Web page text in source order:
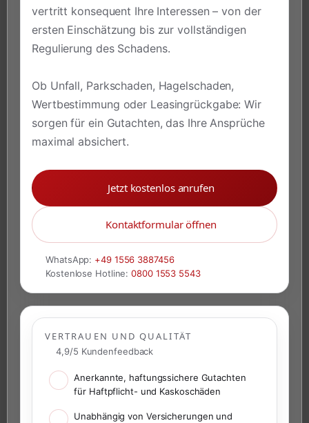
vertritt konsequent Ihre Interessen – von der
ersten Einschätzung bis zur vollständigen
Regulierung des Schadens.
Ob Unfall, Parkschaden, Hagelschaden,
Wertbestimmung oder Leasingrückgabe: Wir
sorgen für ein Gutachten, das Ihre Ansprüche
maximal absichert.
Jetzt kostenlos anrufen
Kontaktformular öffnen
WhatsApp: +49 1556 3887456
Kostenlose Hotline:0800 1553 5543
VERTRAUEN UND QUALITÄT
4,9/5 Kundenfeedback
Anerkannte, haftungssichere Gutachten
für Haftpflicht- und Kaskoschäden
Unabhängig von Versicherungen und